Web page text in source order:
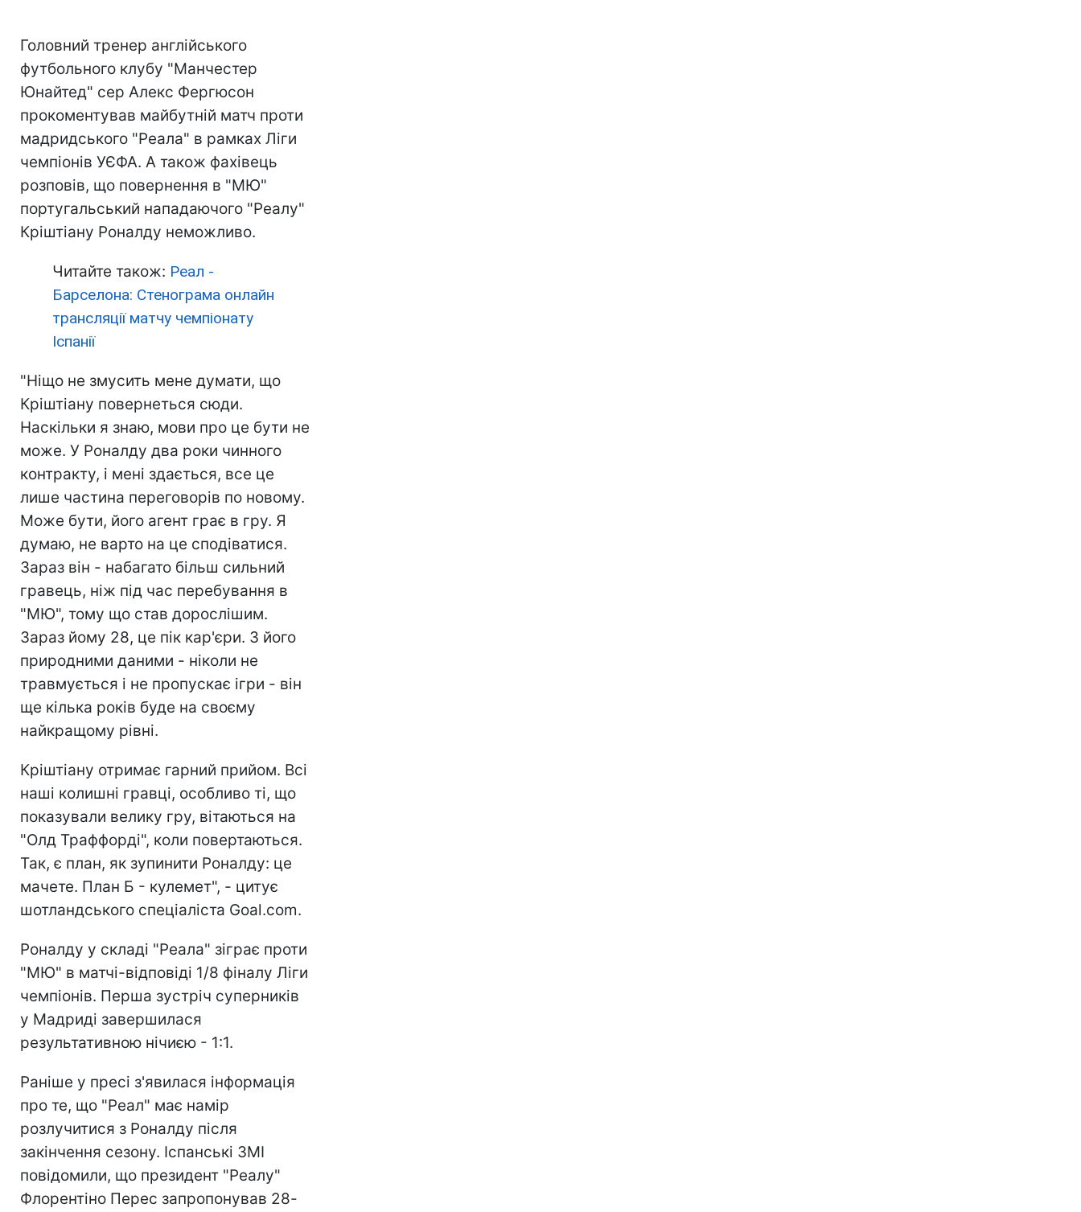
Головний тренер англійського
футбольного клубу "Манчестер
Юнайтед" сер Алекс Фергюсон
прокоментував майбутній матч проти
мадридського "Реала" в рамках Ліги
чемпіонів УЄФА. А також фахівець
розповів, що повернення в "МЮ"
португальський нападаючого "Реалу"
Кріштіану Роналду неможливо.
Читайте також: Реал -
Барселона: Стенограма онлайн
трансляції матчу чемпіонату
Іспанії
"Ніщо не змусить мене думати, що
Кріштіану повернеться сюди.
Наскільки я знаю, мови про це бути не
може. У Роналду два роки чинного
контракту, і мені здається, все це
лише частина переговорів по новому.
Може бути, його агент грає в гру. Я
думаю, не варто на це сподіватися.
Зараз він - набагато більш сильний
гравець, ніж під час перебування в
"МЮ", тому що став дорослішим.
Зараз йому 28, це пік кар'єри. З його
природними даними - ніколи не
травмується і не пропускає ігри - він
ще кілька років буде на своєму
найкращому рівні.
Кріштіану отримає гарний прийом. Всі
наші колишні гравці, особливо ті, що
показували велику гру, вітаються на
"Олд Траффорді", коли повертаються.
Так, є план, як зупинити Роналду: це
мачете. План Б - кулемет", - цитує
шотландського спеціаліста Goal.com.
Роналду у складі "Реала" зіграє проти
"МЮ" в матчі-відповіді 1/8 фіналу Ліги
чемпіонів. Перша зустріч суперників
у Мадриді завершилася
результативною нічиєю - 1:1.
Раніше у пресі з'явилася інформація
про те, що "Реал" має намір
розлучитися з Роналду після
закінчення сезону. Іспанські ЗМІ
повідомили, що президент "Реалу"
Флорентіно Перес запропонував 28-